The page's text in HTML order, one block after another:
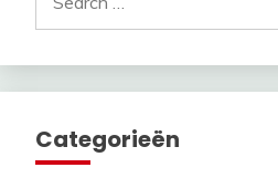
for:
Categorieën